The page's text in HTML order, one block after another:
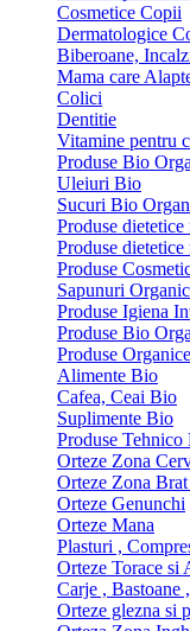
Cosmetice Copii
Dermatologice
Biberoane,
Mama care
Colici
Dentitie
Vitamine pentru
Produse Bio
Uleiuri Bio
Sucuri Bio
Produse dietetice
Produse
Produse
Sapunuri
Produse Igiena
Produse Bio
Produse
Alimente Bio
Cafea, Ceai Bio
Suplimente Bio
Produse Tehnico
Orteze Zona
Orteze Zona
Orteze Genunchi
Orteze Mana
Plasturi ,
Orteze Torace si
Carje , Bastoane
Orteze glezna si